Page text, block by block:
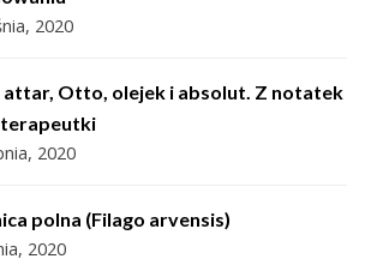
2020
attar, Otto, olejek i absolut. Z notatek
2020
polna (Filago arvensis)
2020